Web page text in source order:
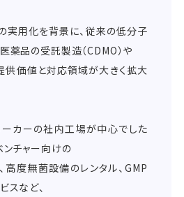
実用化を背景に、従来の低分子
薬品の受託製造（CDMO）や
供価値と対応領域が大きく拡大
カーの社内工場が中心でした
ンチャー向けの
高度無菌設備のレンタル、GMP
スなど、